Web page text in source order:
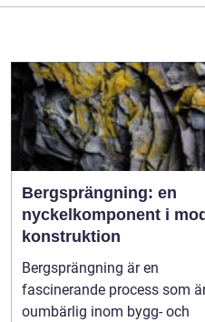
Bergsprängning: en
nyckelkomponent i
konstruktion
Bergsprängning är en
fascinerande process som
oumbärlig inom bygg- och